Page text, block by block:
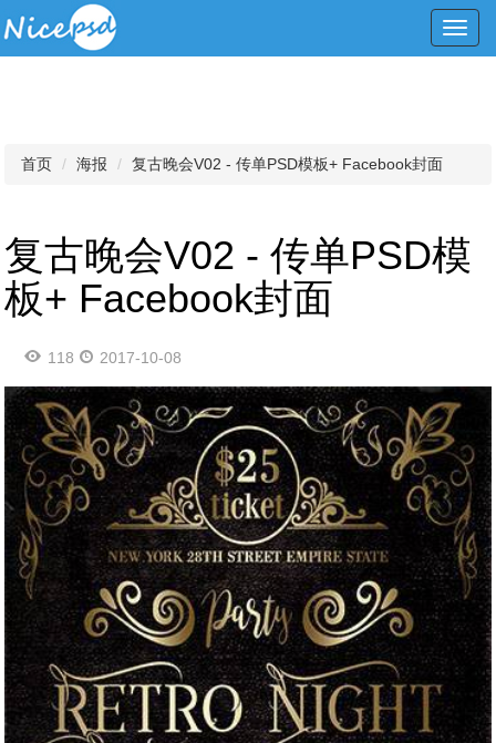
首页 海报 复古晚会V02 - 传单PSD模板+ Facebook封面
复古晚会V02 - 传单PSD模
板+ Facebook封面
118 2017-10-08